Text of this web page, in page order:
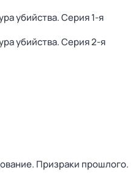
убийства. Серия 1-я
убийства. Серия 2-я
Призраки прошлого.